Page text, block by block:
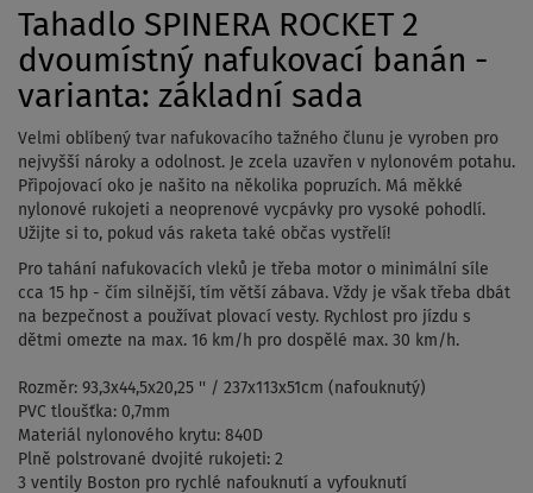
Tahadlo SPINERA ROCKET 2
dvoumístný nafukovací banán -
varianta: základní sada
Velmi oblíbený tvar nafukovacího tažného člunu je vyroben pro
nejvyšší nároky a odolnost. Je zcela uzavřen v nylonovém potahu.
Připojovací oko je našito na několika popruzích. Má měkké
nylonové rukojeti a neoprenové vycpávky pro vysoké pohodlí.
Užijte si to, pokud vás raketa také občas vystřelí!
Pro tahání nafukovacích vleků je třeba motor o minimální síle
cca 15 hp - čím silnější, tím větší zábava. Vždy je však třeba dbát
na bezpečnost a používat plovací vesty. Rychlost pro jízdu s
dětmi omezte na max. 16 km/h pro dospělé max. 30 km/h.
Rozměr: 93,3x44,5x20,25 '' / 237x113x51cm (nafouknutý)
PVC tloušťka: 0,7mm
Materiál nylonového krytu: 840D
Plně polstrované dvojité rukojeti: 2
3 ventily Boston pro rychlé nafouknutí a vyfouknutí